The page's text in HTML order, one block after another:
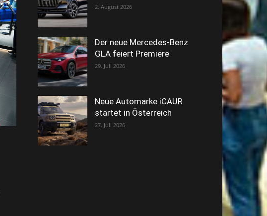
2. August 2026
Der neue Mercedes-Benz
GLA feiert Premiere
29. Juli 2026
Neue Automarke iCAUR
startet in Österreich
27. Juli 2026